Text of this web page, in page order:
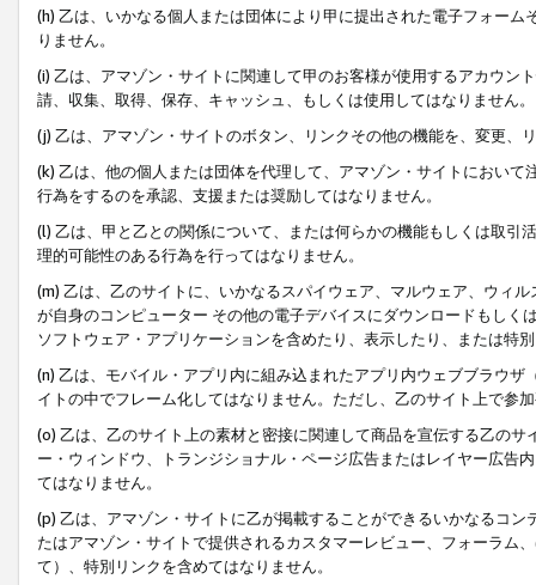
(h) 乙は、いかなる個人または団体により甲に提出された電子フォー
りません。
(i) 乙は、アマゾン・サイトに関連して甲のお客様が使用するアカウン
請、収集、取得、保存、キャッシュ、もしくは使用してはなりません。
(j) 乙は、アマゾン・サイトのボタン、リンクその他の機能を、変更、
(k) 乙は、他の個人または団体を代理して、アマゾン・サイトにおい
行為をするのを承認、支援または奨励してはなりません。
(l) 乙は、甲と乙との関係について、または何らかの機能もしくは取
理的可能性のある行為を行ってはなりません。
(m) 乙は、乙のサイトに、いかなるスパイウェア、マルウェア、ウィ
が自身のコンピューター その他の電子デバイスにダウンロードもし
ソフトウェア・アプリケーションを含めたり、表示したり、または特
(n) 乙は、モバイル・アプリ内に組み込まれたアプリ内ウェブブラウ
イトの中でフレーム化してはなりません。ただし、乙のサイト上で参
(o) 乙は、乙のサイト上の素材と密接に関連して商品を宣伝する乙の
ー・ウィンドウ、トランジショナル・ページ広告またはレイヤー広告
てはなりません。
(p) 乙は、アマゾン・サイトに乙が掲載することができるいかなるコ
たはアマゾン・サイトで提供されるカスタマーレビュー、フォーラム
て）、特別リンクを含めてはなりません。